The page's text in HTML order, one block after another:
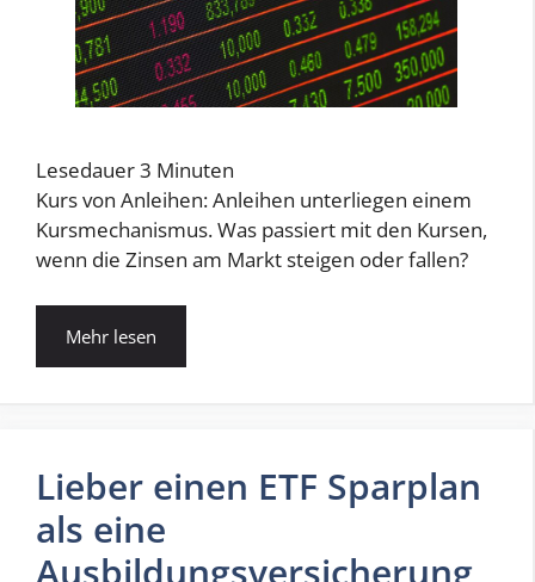
Lesedauer3 Minuten
Kurs von Anleihen: Anleihen unterliegen einem
Kursmechanismus. Was passiert mit den Kursen,
wenn die Zinsen am Markt steigen oder fallen?
Mehr lesen
Lieber einen ETF Sparplan
als eine
Ausbildungsversicherung